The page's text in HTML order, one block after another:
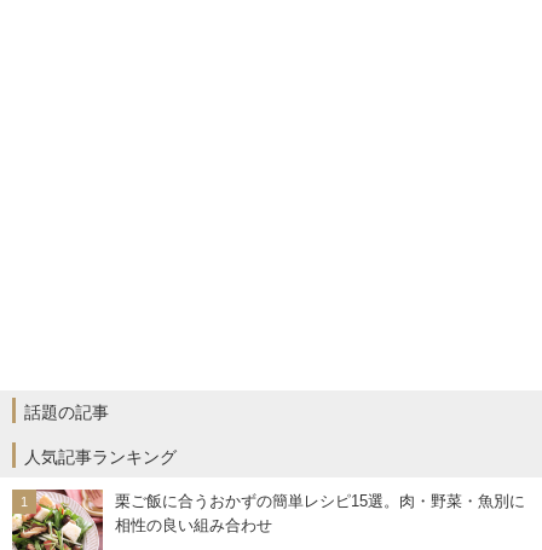
話題の記事
人気記事ランキング
栗ご飯に合うおかずの簡単レシピ15選。肉・野菜・魚別に
相性の良い組み合わせ